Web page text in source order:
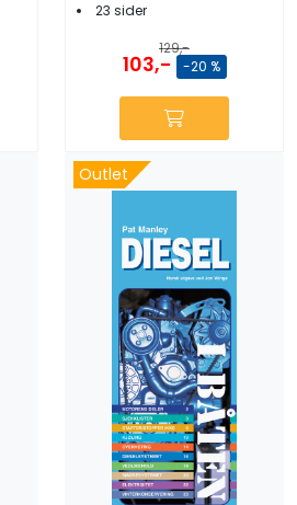
23 sider
129,-
103,- -20 %
Outlet